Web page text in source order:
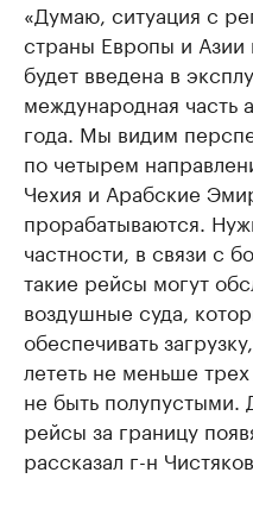
«Думаю, ситуация с
страны Европы и Азии
будет введена в
международная часть
года. Мы видим
по четырем
Чехия и Арабские
прорабатываются.
частности, в связи с
такие рейсы могут
воздушные суда,
обеспечивать
лететь не меньше
не быть полупустыми.
рейсы за границу
рассказал г-н Чистяков.